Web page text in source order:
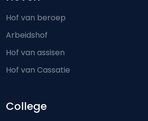
Hof van beroep
Arbeidshof
Hof van assisen
Hof van Cassatie
College